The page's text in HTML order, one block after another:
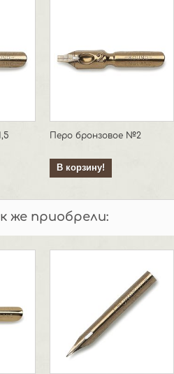
Перо бронзовое №2
В корзину!
же приобрели: